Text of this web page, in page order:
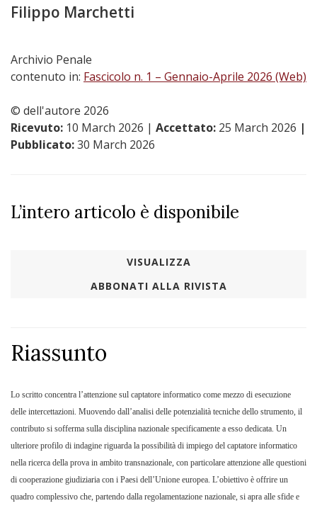
Filippo Marchetti
Archivio Penale
contenuto in: Fascicolo n. 1 – Gennaio-Aprile 2026 (Web)
© dell'autore 2026
Ricevuto: 10 March 2026 | Accettato: 25 March 2026 |
Pubblicato:30 March 2026
L’intero articolo è disponibile
VISUALIZZA
ABBONATI ALLA RIVISTA
Riassunto
Lo scritto concentra l’attenzione sul captatore informatico come mezzo di esecuzione
delle intercettazioni. Muovendo dall’analisi delle potenzialità tecniche dello strumento, il
contributo si sofferma sulla disciplina nazionale specificamente a esso dedicata. Un
ulteriore profilo di indagine riguarda la possibilità di impiego del captatore informatico
nella ricerca della prova in ambito transnazionale, con particolare attenzione alle questioni
di cooperazione giudiziaria con i Paesi dell’Unione europea. L’obiettivo è offrire un
quadro complessivo che, partendo dalla regolamentazione nazionale, si apra alle sfide e